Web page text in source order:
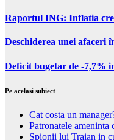
Raportul ING: Inflatia
Deschiderea unei afaceri
Deficit bugetar de -7,7%
Pe acelasi subiect
Cat costa un
Patronatele ameninta
Spionii lui Traian in